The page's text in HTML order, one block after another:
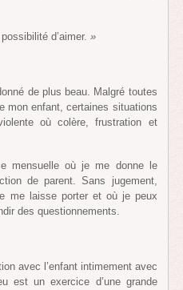
d’aimer. »
de plus beau. Malgré toutes
mon enfant, certaines situations
où colère, frustration et
mensuelle où je me donne le
de parent. Sans jugement,
me laisse porter et où je peux
des questionnements.
avec l’enfant intimement avec
est un exercice d’une grande